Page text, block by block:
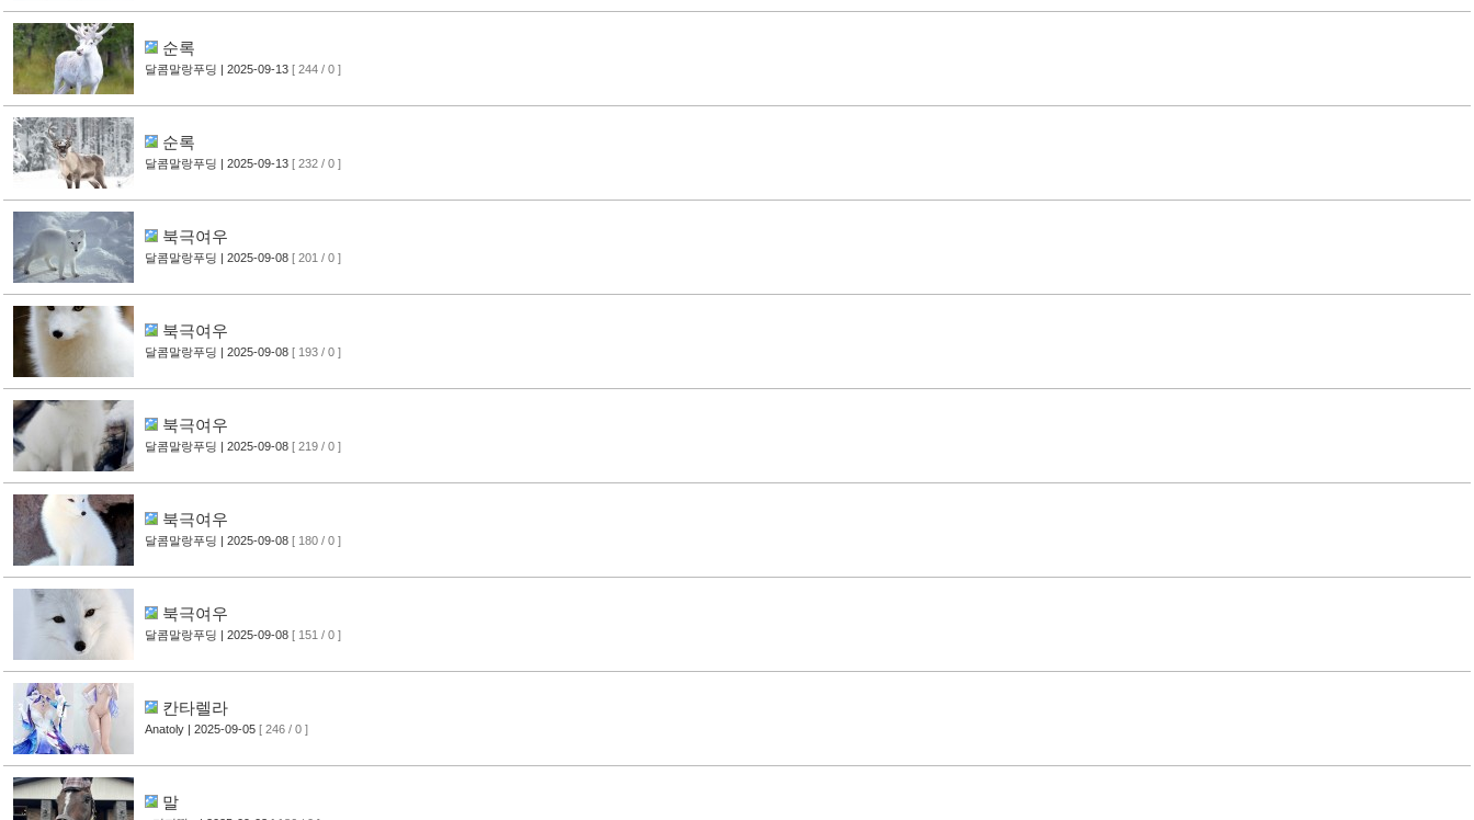
순록
달콤말랑푸딩 | 2025-09-13 [ 244 / 0 ]
순록
달콤말랑푸딩 | 2025-09-13 [ 232 / 0 ]
북극여우
달콤말랑푸딩 | 2025-09-08 [ 201 / 0 ]
북극여우
달콤말랑푸딩 | 2025-09-08 [ 193 / 0 ]
북극여우
달콤말랑푸딩 | 2025-09-08 [ 219 / 0 ]
북극여우
달콤말랑푸딩 | 2025-09-08 [ 180 / 0 ]
북극여우
달콤말랑푸딩 | 2025-09-08 [ 151 / 0 ]
칸타렐라
Anatoly | 2025-09-05 [ 246 / 0 ]
말